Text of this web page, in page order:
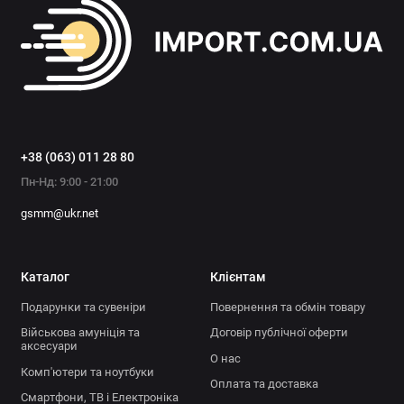
+38 (063) 011 28 80
Пн-Нд: 9:00 - 21:00
gsmm@ukr.net
Каталог
Подарунки та сувеніри
Військова амуніція та
аксесуари
Комп'ютери та ноутбуки
Смартфони, ТВ і Електроніка
Клієнтам
Повернення та обмін товару
Договір публічної оферти
О нас
Оплата та доставка